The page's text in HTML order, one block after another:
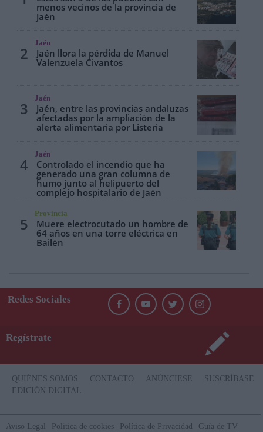
menos vecinos de la provincia de
Jaén
2
Jaén
Jaén llora la pérdida de Manuel
Valenzuela Civantos
3
Jaén
Jaén, entre las provincias andaluzas
afectadas por la ampliación de la
alerta alimentaria por Listeria
4
Jaén
Controlado el incendio que ha
generado una gran columna de
humo junto al helipuerto del
complejo hospitalario de Jaén
5
Provincia
Muere electrocutado un hombre de
64 años en una torre eléctrica en
Bailén
Redes Sociales
Regístrate
QUIÉNES SOMOS CONTACTO ANÚNCIESE
SUSCRÍBASE
EDICIÓN DIGITAL
Aviso Legal Politica de cookies Política de Privacidad Guía de TV